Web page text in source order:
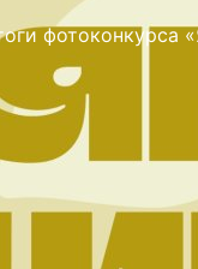
фотоконкурса